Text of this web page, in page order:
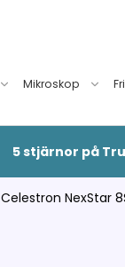
Mikroskop
5 stjärnor på
Celestron NexStar